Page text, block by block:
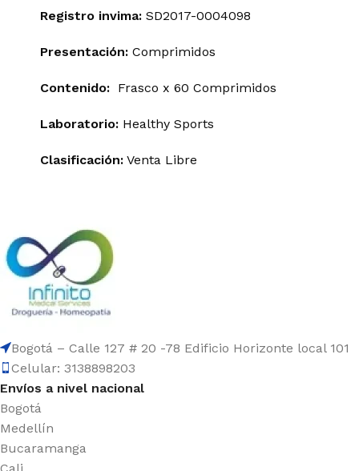
Registro invima: SD2017-0004098
Presentación: Comprimidos
Contenido: Frasco x 60 Comprimidos
Laboratorio: Healthy Sports
Clasificación: Venta Libre
Bogotá – Calle 127 # 20 -78 Edificio Horizonte local 101
Celular: 3138898203
Envíos a nivel nacional
Bogotá
Medellín
Bucaramanga
Cali